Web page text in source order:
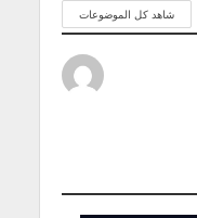
شاهد كل الموضوعات